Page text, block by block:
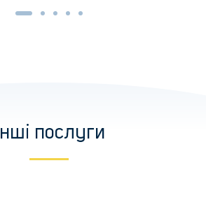
Інші послуги